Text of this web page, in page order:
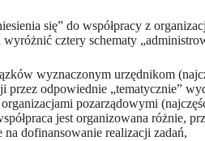
się” do współpracy z
cztery schematy
wyznaczonym urzędnikom
odpowiednie „tematycznie”
pozarządowymi
jest organizowana różnie,
dofinansowanie realizacji zadań,